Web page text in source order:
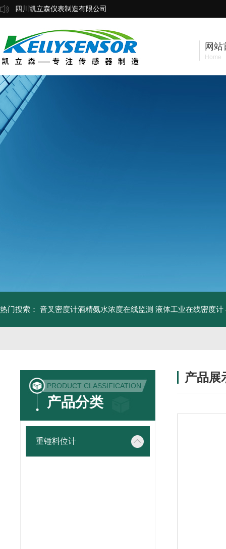
四川凯立森仪表制造有限公司
网站
Home
热门搜索： 音叉密度计酒精氨水浓度在线监测 液体工业在线密度计
PRODUCT CLASSIFICATION
产品分类
重锤料位计
产品展